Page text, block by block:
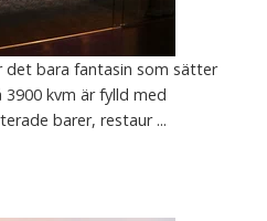
det bara fantasin som sätter
3900 kvm är fylld med
barer, restaur ...